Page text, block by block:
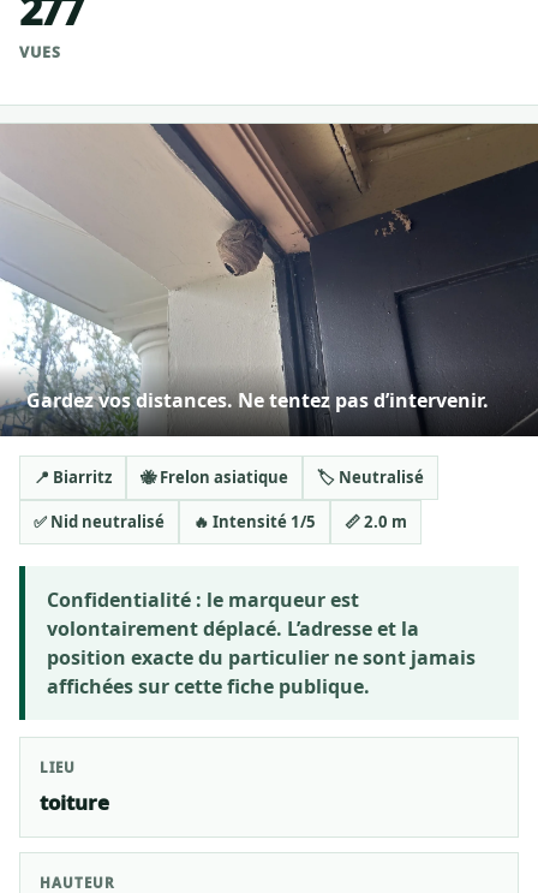
VUES
Gardez vos distances. Ne tentez pas d’intervenir.
📍 Biarritz 🐝 Frelon asiatique 🏷️ Neutralisé
✅ Nid neutralisé 🔥 Intensité 1/5 📏 2.0 m
Confidentialité : le marqueur est
volontairement déplacé. L’adresse et la
position exacte du particulier ne sont jamais
affichées sur cette fiche publique.
LIEU
toiture
HAUTEUR